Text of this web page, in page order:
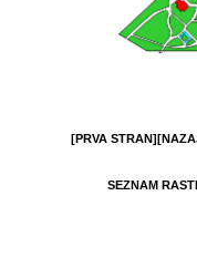
[PRVA STRAN]
SEZNAM